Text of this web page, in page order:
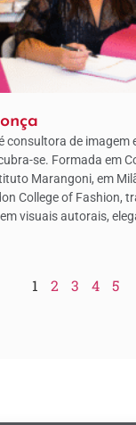
consultora de imagem
se. Formada em
Marangoni, em
College of Fashion,
visuais autorais,
1 2 3 4 5